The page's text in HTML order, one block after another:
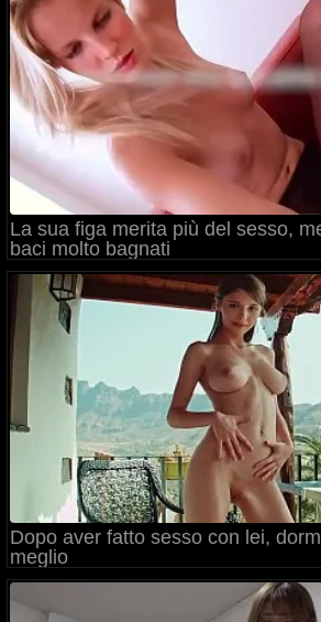
La sua figa merita più del sesso,
baci molto bagnati
Dopo aver fatto sesso con lei,
meglio